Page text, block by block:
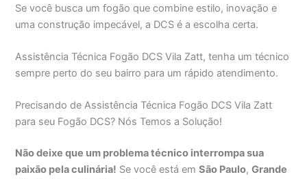
Se você busca um fogão que combine estilo, inovação e
uma construção impecável, a DCS é a escolha certa.
Assistência Técnica Fogão DCS Vila Zatt, tenha um técnico
sempre perto do seu bairro para um rápido atendimento.
Precisando de Assistência Técnica Fogão DCS Vila Zatt
para seu Fogão DCS? Nós Temos a Solução!
Não deixe que um problema técnico interrompa sua
paixão pela culinária! Se você está emSão Paulo,Grande